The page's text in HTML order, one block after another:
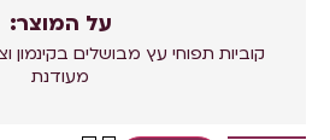
על המוצר:
קוביות תפוחי עץ מבושלים בקינמון
מעודנת